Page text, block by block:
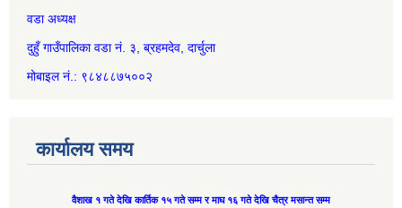
वडा अध्यक्ष
दुहुँ गाउँपालिका वडा नं. ३, ब्रहमदेव, दार्चुला
मोबाइल नं.: ९८४८८७५००२
कार्यालय समय
वैशाख १ गते देखि कार्तिक १५ गते सम्म र माघ १६ गते देखि चैत्र मसान्त सम्म